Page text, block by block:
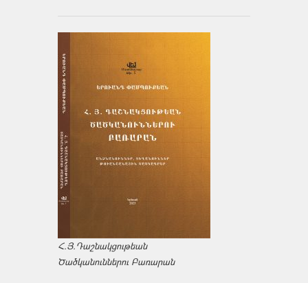
Հ.Յ.Դաշնակցութեան
Ծածկանուններու Բառարան